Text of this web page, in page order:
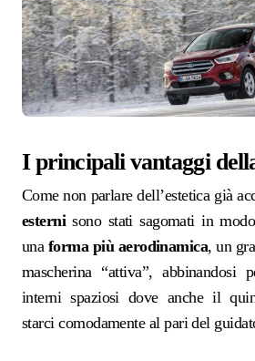
I principali vantaggi
Come non parlare dell’estetica già
esternisono stati sagomati in
una forma più aerodinamica, un
mascherina “attiva”, abbinandosi
interni spaziosi dove anche il
starci comodamente al pari del